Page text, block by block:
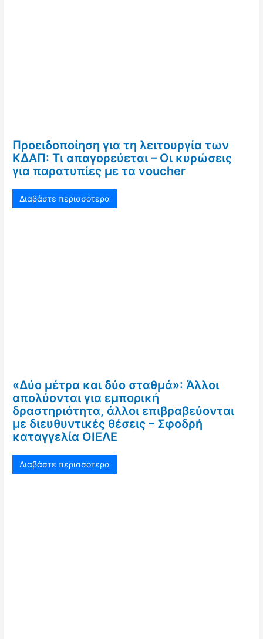
Προειδοποίηση για τη λειτουργία των
ΚΔΑΠ: Τι απαγορεύεται – Οι κυρώσεις
για παρατυπίες με τα voucher
Διαβάστε περισσότερα
«Δύο μέτρα και δύο σταθμά»: Άλλοι
απολύονται για εμπορική
δραστηριότητα, άλλοι επιβραβεύονται
με διευθυντικές θέσεις – Σφοδρή
καταγγελία ΟΙΕΛΕ
Διαβάστε περισσότερα